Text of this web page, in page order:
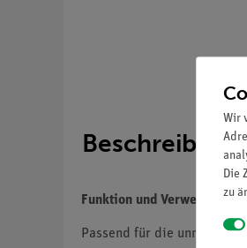
Beschreibung
Funktion und Verwendung
Passend für die
Wir
Die
zu